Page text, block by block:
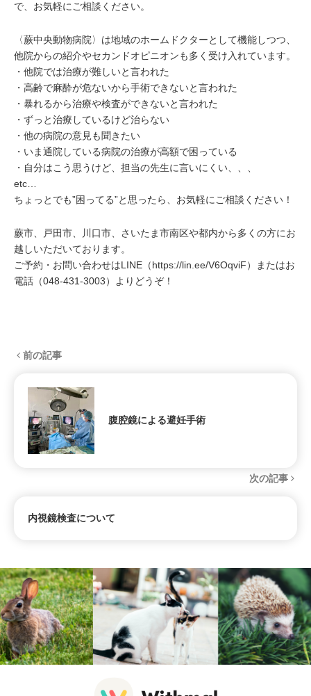
で、 お気軽にご相談ください。
〈蕨中央動物病院〉は地域のホームドクターとして機能しつつ、
他院からの紹介やセカンドオピニオンも多く受け入れています。
・他院では治療が難しいと言われた
・高齢で麻酔が危ないから手術できないと言われた
・暴れるから治療や検査ができないと言われた
・ずっと治療しているけど治らない
・他の病院の意見も聞きたい
・いま通院している病院の治療が高額で困っている
・自分はこう思うけど、担当の先生に言いにくい、、、
etc…
ちょっとでも”困ってる”と思ったら、お気軽にご相談ください！
蕨市、戸田市、川口市、さいたま市南区や都内から多くの方にお
越しいただいております。
ご予約・お問い合わせはLINE（https://lin.ee/V6OqviF）またはお
電話（048-431-3003）よりどうぞ！
前の記事
腹腔鏡による避妊手術
次の記事
内視鏡検査について